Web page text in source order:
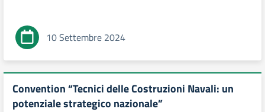
10 Settembre 2024
Convention “Tecnici delle Costruzioni Navali: un
potenziale strategico nazionale”